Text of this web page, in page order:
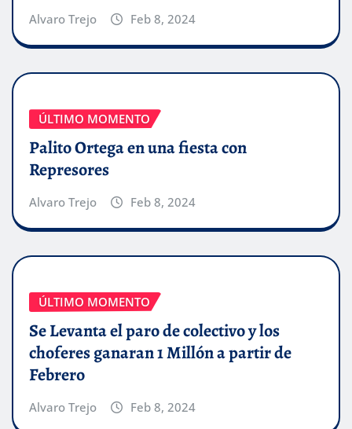
Alvaro Trejo Feb 8, 2024
ÚLTIMO MOMENTO
Palito Ortega en una fiesta con
Represores
Alvaro Trejo Feb 8, 2024
ÚLTIMO MOMENTO
Se Levanta el paro de colectivo y los
choferes ganaran 1 Millón a partir de
Febrero
Alvaro Trejo Feb 8, 2024